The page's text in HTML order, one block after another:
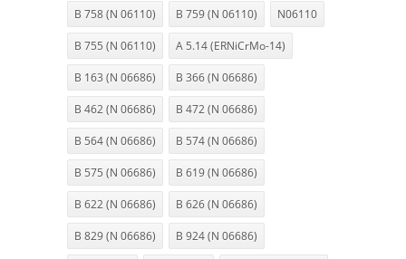
B 758 (N 06110) B 759 (N 06110) N06110
B 755 (N 06110) A 5.14 (ERNiCrMo-14)
B 163 (N 06686) B 366 (N 06686)
B 462 (N 06686) B 472 (N 06686)
B 564 (N 06686) B 574 (N 06686)
B 575 (N 06686) B 619 (N 06686)
B 622 (N 06686) B 626 (N 06686)
B 829 (N 06686) B 924 (N 06686)